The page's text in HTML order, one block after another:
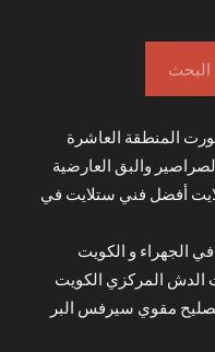
البحث
والبق العارضية
أفضل فني ستلايت في
الجهراء و الكويت
الدش المركزي الكويت
مقوي سيرفس البر